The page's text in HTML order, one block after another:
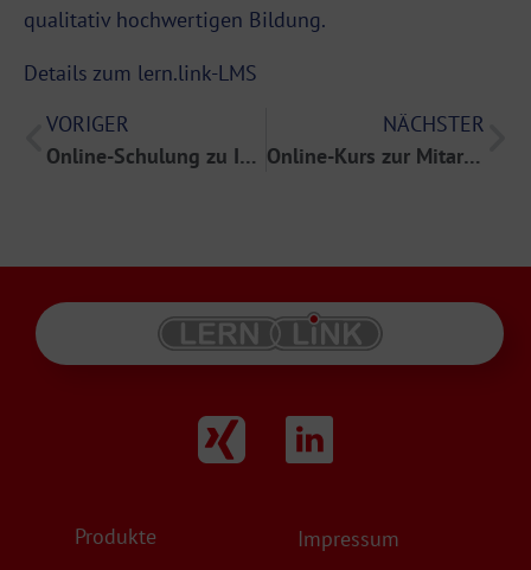
qualitativ hochwertigen Bildung.
Details zum lern.link-LMS
VORIGER
Online-Schulung zu IT-Sicherheitsstandards
NÄCHSTER
Online-Kurs zur Mitarbeiterbindung in der Personalabteilung
Produkte Impressum